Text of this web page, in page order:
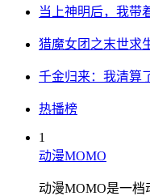
当上神明后，我带
猎魔女团之末世求
千金归来：我清算
热播榜
1
动漫MOMO
动漫MOMO是一档